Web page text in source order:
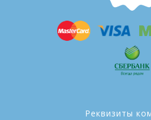
Реквизиты